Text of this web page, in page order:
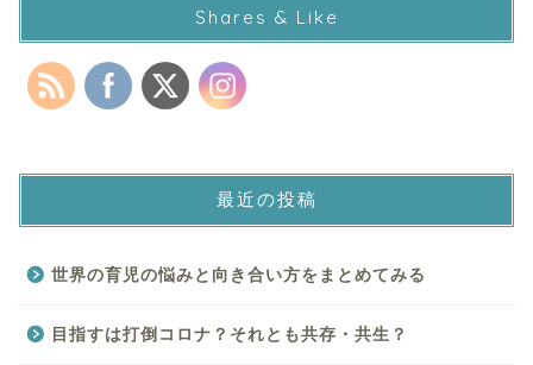
Shares & Like
最近の投稿
世界の育児の悩みと向き合い方をまとめてみる
目指すは打倒コロナ？それとも共存・共生？